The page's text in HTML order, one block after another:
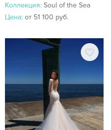
Коллекция: Soul of the Sea
Цена: от 51 100 руб.